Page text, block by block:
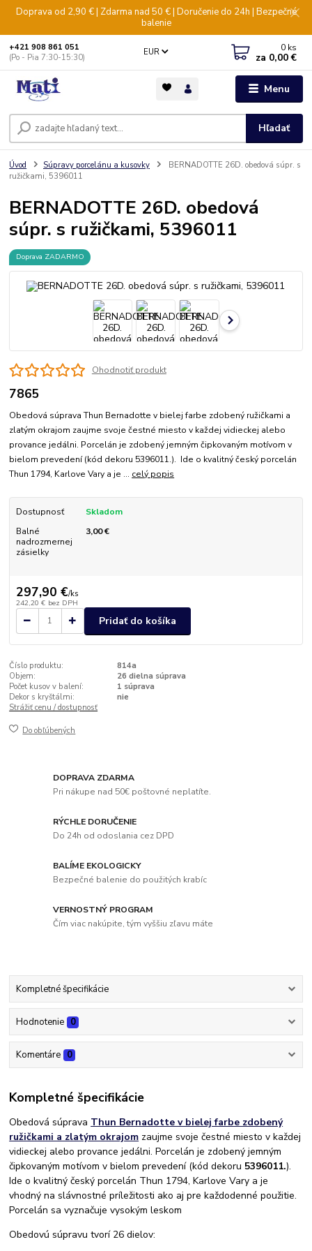
Doprava od 2,90 € | Zdarma nad 50 € | Doručenie do 24h | Bezpečné
balenie
Menu
EUR
Hľadať
+421 908 861 051
(Po - Pia 7:30-15:30)
0 ks
za 0,00 €
Úvod Súpravy porcelánu a kusovky
BERNADOTTE 26D. obedová súpr. s
ružičkami, 5396011
BERNADOTTE 26D. obedová
súpr. s ružičkami, 5396011
Doprava ZADARMO
Ohodnotiť produkt
7865
Obedová súprava Thun Bernadotte v bielej farbe zdobený ružičkami a
zlatým okrajom zaujme svoje čestné miesto v každej vidieckej alebo
provance jedálni. Porcelán je zdobený jemným čipkovaným motívom v
bielom prevedení (kód dekoru 5396011.). Ide o kvalitný český porcelán
Thun 1794, Karlove Vary a je ... celý popis
Dostupnosť
Skladom
Balné
nadrozmernej
zásielky
3,00 €
297,90 €/ks
242,20 € bez DPH
Pridať do košíka
Číslo produktu:
814a
Objem:
26 dielna súprava
Počet kusov v balení:
1 súprava
Dekor s kryštálmi:
nie
Strážiť cenu / dostupnosť
Do obľúbených
DOPRAVA ZDARMA
Pri nákupe nad 50€ poštovné neplatíte.
RÝCHLE DORUČENIE
Do 24h od odoslania cez DPD
BALÍME EKOLOGICKY
Bezpečné balenie do použitých krabíc
VERNOSTNÝ PROGRAM
Čím viac nakúpite, tým vyššiu zľavu máte
Kompletné špecifikácie
Hodnotenie 0
Komentáre 0
Kompletné špecifikácie
Obedová súprava Thun Bernadotte v bielej farbe zdobený
ružičkami a zlatým okrajom zaujme svoje čestné miesto v každej
vidieckej alebo provance jedálni. Porcelán je zdobený jemným
čipkovaným motívom v bielom prevedení (kód dekoru 5396011.).
Ide o kvalitný český porcelán Thun 1794, Karlove Vary a je
vhodný na slávnostné príležitosti ako aj pre každodenné použitie.
Porcelán sa vyznačuje vysokým leskom
Obedovú súpravu tvorí 26 dielov: